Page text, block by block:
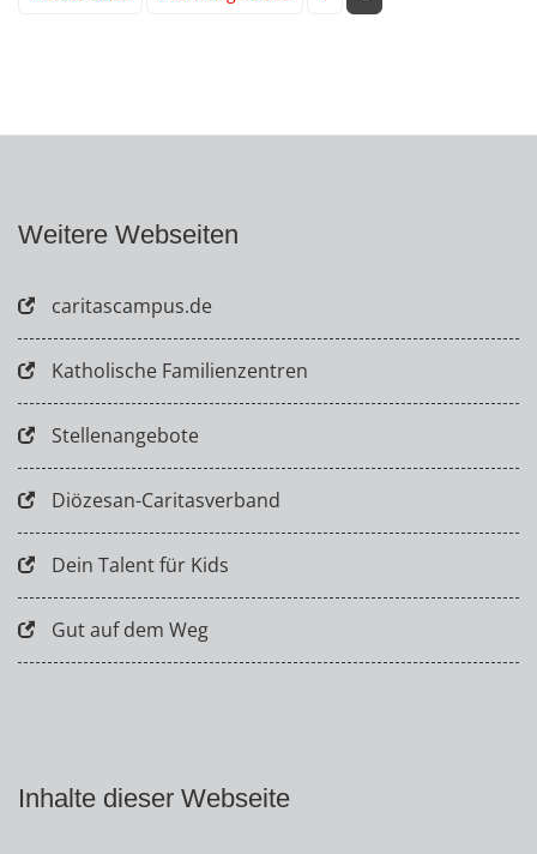
Weitere Webseiten
caritascampus.de
Katholische Familienzentren
Stellenangebote
Diözesan-Caritasverband
Dein Talent für Kids
Gut auf dem Weg
Inhalte dieser Webseite